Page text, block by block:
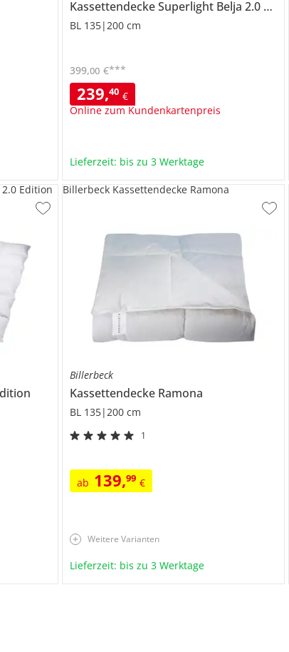
Kassettendecke Superlight Belja 2.0 Edition
BL 135|200 cm
239,40 €
Online zum Kundenkartenpreis
399,00 €***
Lieferzeit: bis zu 3 Werktage
Edition
Billerbeck
Kassettendecke Ramona
BL 135|200 cm
1
ab 139,99 €
Billerbeck Kassettendecke Ramona
Weitere Varianten
Lieferzeit: bis zu 3 Werktage